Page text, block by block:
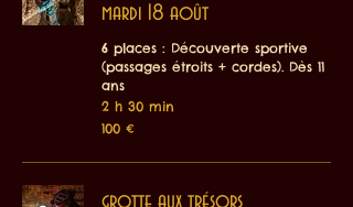
mardi 18 août
6 places : Découverte sportive
(passages étroits + cordes). Dès 11
ans
2 h 30 min
100
euros
100 €
grotte aux trésors